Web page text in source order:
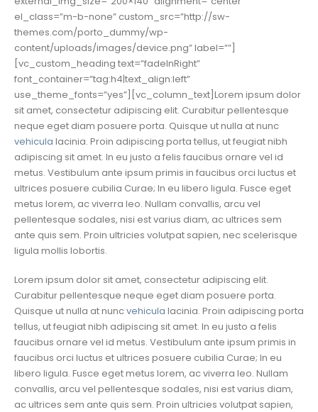
el_class=”m-b-none” custom_src=”http://sw-
themes.com/porto_dummy/wp-
content/uploads/images/device.png” label=””]
[vc_custom_heading text=”fadeInRight”
font_container=”tag:h4|text_align:left”
use_theme_fonts=”yes”][vc_column_text]Lorem ipsum dolor
sit amet, consectetur adipiscing elit. Curabitur pellentesque
neque eget diam posuere porta. Quisque ut nulla at nunc
vehicula lacinia. Proin adipiscing porta tellus, ut feugiat nibh
adipiscing sit amet. In eu justo a felis faucibus ornare vel id
metus. Vestibulum ante ipsum primis in faucibus orci luctus et
ultrices posuere cubilia Curae; In eu libero ligula. Fusce eget
metus lorem, ac viverra leo. Nullam convallis, arcu vel
pellentesque sodales, nisi est varius diam, ac ultrices sem
ante quis sem. Proin ultricies volutpat sapien, nec scelerisque
ligula mollis lobortis.
Lorem ipsum dolor sit amet, consectetur adipiscing elit.
Curabitur pellentesque neque eget diam posuere porta.
Quisque ut nulla at nuncvehicula lacinia. Proin adipiscing porta
tellus, ut feugiat nibh adipiscing sit amet. In eu justo a felis
faucibus ornare vel id metus. Vestibulum ante ipsum primis in
faucibus orci luctus et ultrices posuere cubilia Curae; In eu
libero ligula. Fusce eget metus lorem, ac viverra leo. Nullam
convallis, arcu vel pellentesque sodales, nisi est varius diam,
ac ultrices sem ante quis sem. Proin ultricies volutpat sapien,